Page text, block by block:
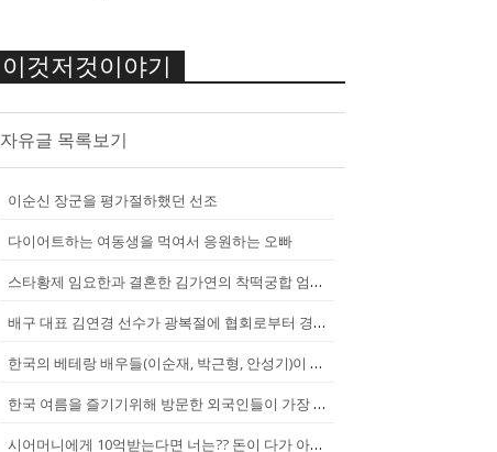
이것저것이야기
자유글 목록보기
이순신 장군을 평가절하했던 선조
다이어트하는 여동생을 먹여서 응원하는 오빠
스타황제 임요한과 결혼한 김가연의 착떡궁합 엄마 내조
배구 대표 김연경 선수가 광복절에 협회로부터 경고를 받았던 이유
한국의 베테랑 배우들(이순재, 박근형, 안성기)이 말하는 젊은 배우들
한국 여름을 즐기기위해 방문한 외국인들이 가장 신기하게 느끼는 것(암내가...
시어머니에게 10억받는다면 너는?? 돈이 다가 아냐~날 성장 시켜줄 남자...